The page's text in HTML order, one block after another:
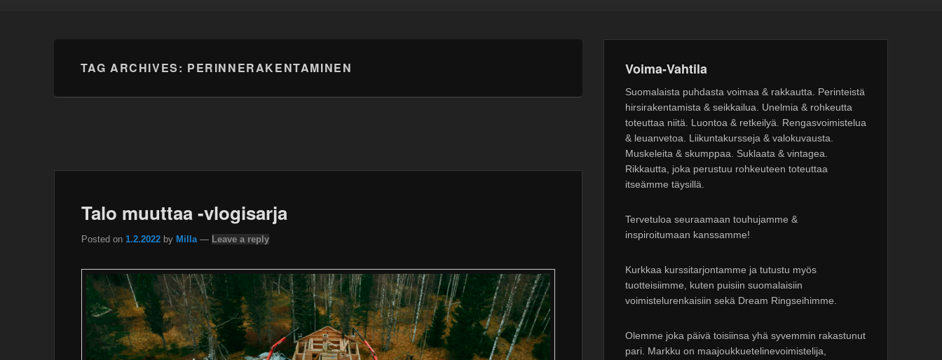
TAG ARCHIVES: PERINNERAKENTAMINEN
Talo muuttaa -vlogisarja
Posted on 1.2.2022 by Milla — Leave a reply
Voima-Vahtila
Suomalaista puhdasta voimaa & rakkautta. Perinteistä
hirsirakentamista & seikkailua. Unelmia & rohkeutta
toteuttaa niitä. Luontoa & retkeilyä. Rengasvoimistelua
& leuanvetoa. Liikuntakursseja & valokuvausta.
Muskeleita & skumppaa. Suklaata & vintagea.
Rikkautta, joka perustuu rohkeuteen toteuttaa
itseämme täysillä.
Tervetuloa seuraamaan touhujamme &
inspiroitumaan kanssamme!
Kurkkaa kurssitarjontamme ja tutustu myös
tuotteisiimme, kuten puisiin suomalaisiin
voimistelurenkaisiin sekä Dream Ringseihimme.
Olemme joka päivä toisiinsa yhä syvemmin rakastunut
pari. Markku on maajoukkuetelinevoimistelija,